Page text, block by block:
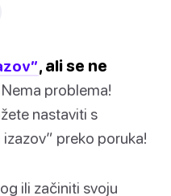
, ali se ne
Nema problema!
nastaviti s
preko poruka!
ili začiniti svoju